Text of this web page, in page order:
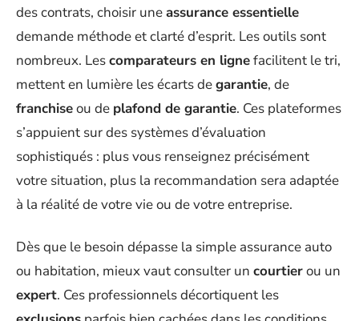
des contrats, choisir uneassurance essentielle
demande méthode et clarté d’esprit. Les outils sont
nombreux. Lescomparateurs en lignefacilitent le tri,
mettent en lumière les écarts degarantie, de
franchiseou de plafond de garantie. Ces plateformes
s’appuient sur des systèmes d’évaluation
sophistiqués : plus vous renseignez précisément
votre situation, plus la recommandation sera adaptée
à la réalité de votre vie ou de votre entreprise.
Dès que le besoin dépasse la simple assurance auto
ou habitation, mieux vaut consulter un courtierou un
expert. Ces professionnels décortiquent les